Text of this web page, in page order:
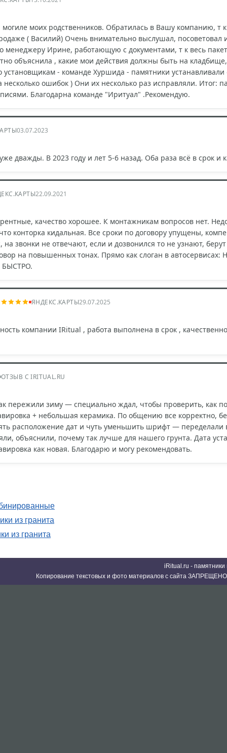
могиле моих родственников. Обратилась в Вашу компанию,
( Василий) Очень внимательно выслушал, посоветовал
менеджеру Ирине, работающую с документами, т к весь
объяснила , какие мои действия должны быть на
- команде Хуршида - памятники
ошибок ) Они их несколько раз исправляли. Итог:
Благодарна команде "Иритуал" .Рекомендую.
03.07.2023
дважды. В 2023 году и лет 5-6 назад. Оба раза всё в срок
22.09.2021
качество хорошее. К монтажникам вопросов нет.
конторка кидальная. Все сроки по договору упущены,
звонки не отвечают, если и дозвонился то не узнают,
на повышенных тонах. Прямо как слоган в
БЫСТРО.
ЯНДЕКС.КАРТЫ29.07.2025
компании IRitual , работа выполнена в срок ,
ОТЗЫВ С IRITUAL.RU
пережили зиму — специально ждал, чтобы проверить, как
+ небольшая керамика. По общению все корректно,
расположение дат и чуть уменьшить шрифт —
объяснили, почему так лучше для нашего грунта. Дата
как новая. Благодарю и могу рекомендовать.
из гранита
из гранита
iRitual.ru -
Копирование текстовых и фото материалов с сайта